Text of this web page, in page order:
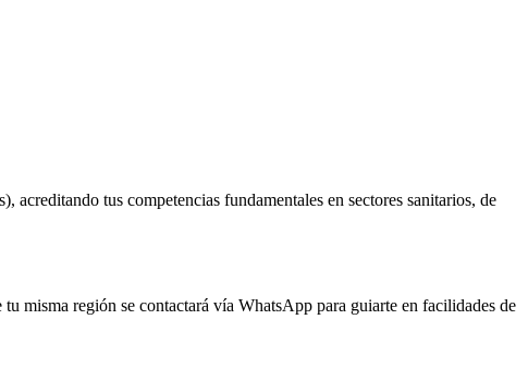
), acreditando tus competencias fundamentales en sectores sanitarios, de
misma región se contactará vía WhatsApp para guiarte en facilidades de